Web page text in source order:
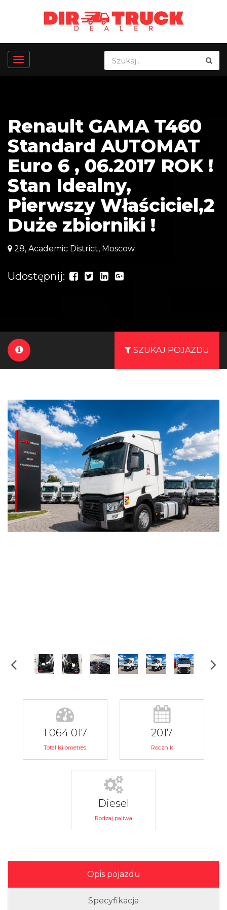
Renault GAMA T460
Standard AUTOMAT
Euro 6 , 06.2017 ROK !
Stan Idealny,
Pierwszy Właściciel,2
Duże zbiorniki !
28, Academic District, Moscow
Udostępnij:
SZUKAJ POJAZDU
1 064 017
Total Kilometres
2017
Rocznik
Diesel
Rodzaj paliwa
Opis pojazdu
Specyfikacja